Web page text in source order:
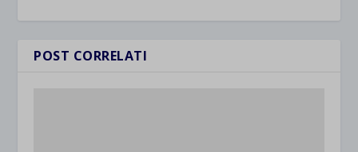
POST CORRELATI